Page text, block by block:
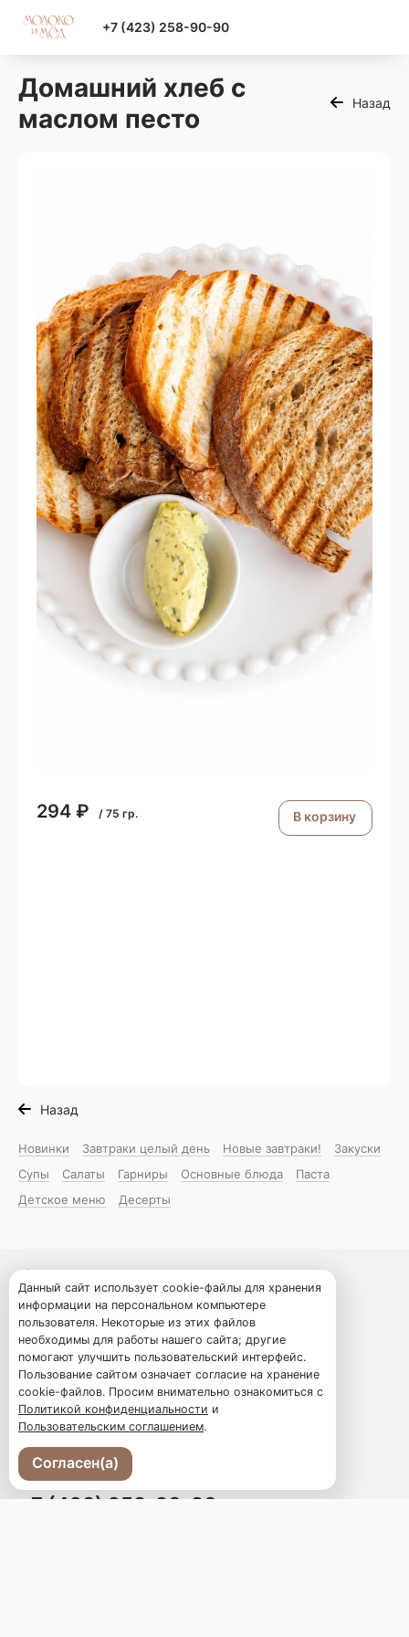
+7 (423) 258-90-90
Домашний хлеб с
маслом песто
Назад
294 ₽ / 75 гр. В корзину
Назад
Новинки Завтраки целый день Новые завтраки!
Закуски
Супы
Салаты Гарниры Основные блюда
Паста
Детское меню
Десерты
Владивосток, ул. Суханова, 6а
Меню
Новости
Доставка и оплата
О нас
Оставить отзыв
Программа лояльности
+7 (423) 258-90-90
Данный сайт использует cookie-файлы для хранения
информации на персональном компьютере
пользователя. Некоторые из этих файлов
необходимы для работы нашего сайта; другие
помогают улучшить пользовательский интерфейс.
Пользование сайтом означает согласие на хранение
cookie-файлов. Просим внимательно ознакомиться с
Политикой конфиденциальности и
Пользовательским соглашением.
Согласен(а)